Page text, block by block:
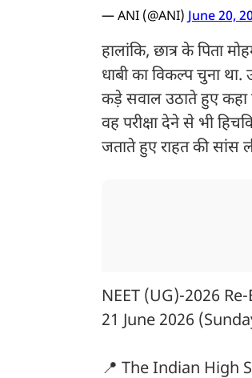
— ANI (@ANI)June 20,
हालांकि, छात्र के पिता
धाबी का विकल्प चुना
कड़े सवाल उठाते हुए कहा
वह परीक्षा देने से भी
जताते हुए राहत की सांस
NEET (UG)-2026
21 June 2026
📍 The Indian High